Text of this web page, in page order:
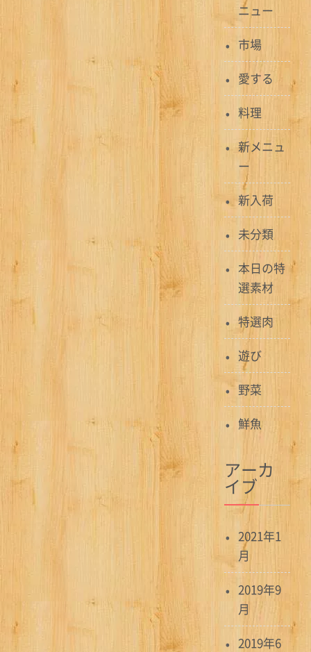
ニュー
市場
愛する
料理
新メニュ
ー
新入荷
未分類
本日の特
選素材
特選肉
遊び
野菜
鮮魚
アーカ
イブ
2021年1
月
2019年9
月
2019年6